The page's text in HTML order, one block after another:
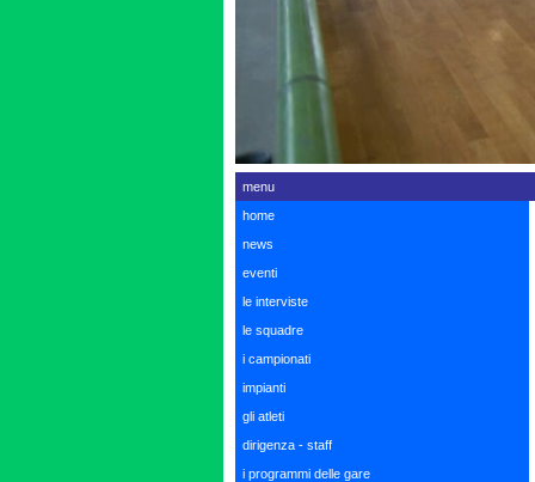
menu
home
news
eventi
le interviste
le squadre
i campionati
impianti
gli atleti
dirigenza - staff
i programmi delle gare